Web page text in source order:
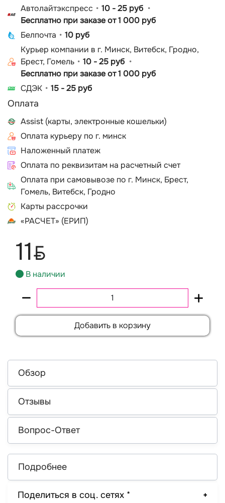
Автолайтэкспресс
10 - 25 руб
Бесплатно при заказе от 1 000 руб
Белпочта
10 руб
Курьер компании в г. Минск, Витебск, Гродно,
Брест, Гомель
10 - 25 руб
Бесплатно при заказе от 1 000 руб
СДЭК
15 - 25 руб
Оплата
Assist (карты, электронные кошельки)
Оплата курьеру по г. минск
Наложенный платеж
Оплата по реквизитам на расчетный счет
Оплата при самовывозе по г. Минск, Брест,
Гомель, Витебск, Гродно
Карты рассрочки
«РАСЧЕТ» (ЕРИП)
11BYN
В наличии
Добавить в корзину
Обзор
Отзывы
Вопрос-Ответ
Подробнее
Поделиться в соц. сетях *